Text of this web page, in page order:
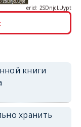
erid: 2SDnjdPjgYS
книги
хранить